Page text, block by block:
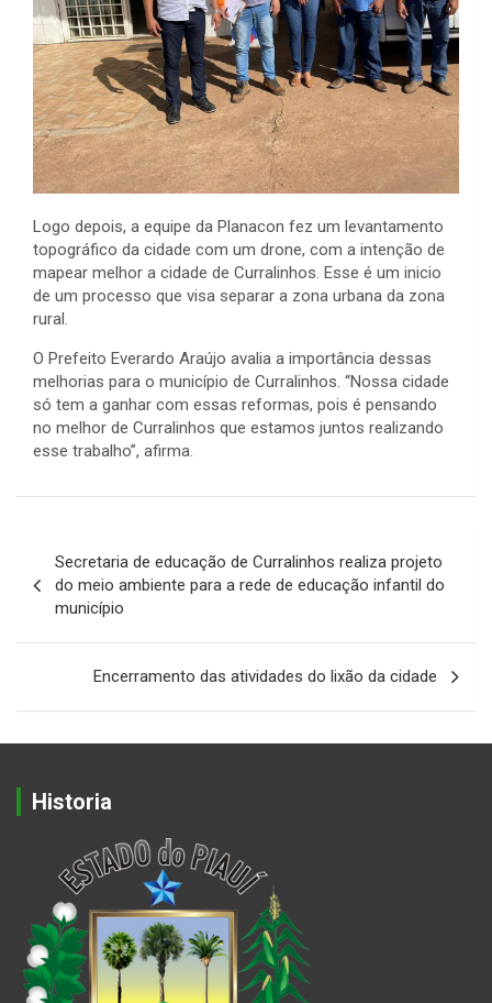
Logo depois, a equipe da Planacon fez um levantamento
topográfico da cidade com um drone, com a intenção de
mapear melhor a cidade de Curralinhos. Esse é um inicio
de um processo que visa separar a zona urbana da zona
rural.
O Prefeito Everardo Araújo avalia a importância dessas
melhorias para o município de Curralinhos. “Nossa cidade
só tem a ganhar com essas reformas, pois é pensando
no melhor de Curralinhos que estamos juntos realizando
esse trabalho”, afirma.
de
Post
Secretaria de educação de Curralinhos realiza projeto
do meio ambiente para a rede de educação infantil do
município
Encerramento das atividades do lixão da cidade
Historia